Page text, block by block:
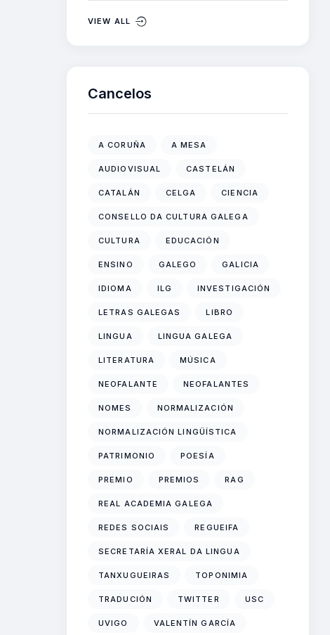
VIEW ALL
Cancelos
A CORUÑA A MESA
AUDIOVISUAL CASTELÁN
CATALÁN CELGA CIENCIA
CONSELLO DA CULTURA GALEGA
CULTURA EDUCACIÓN
ENSINO GALEGO GALICIA
IDIOMA ILG INVESTIGACIÓN
LETRAS GALEGAS LIBRO
LINGUA LINGUA GALEGA
LITERATURA MÚSICA
NEOFALANTE NEOFALANTES
NOMES NORMALIZACIÓN
NORMALIZACIÓN LINGÜÍSTICA
PATRIMONIO POESÍA
PREMIO PREMIOS RAG
REAL ACADEMIA GALEGA
REDES SOCIAIS REGUEIFA
SECRETARÍA XERAL DA LINGUA
TANXUGUEIRAS TOPONIMIA
TRADUCIÓN TWITTER USC
UVIGO VALENTÍN GARCÍA